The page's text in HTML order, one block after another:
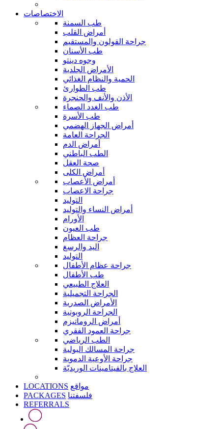
الاختصاصات
طب السمنة
أمراض القلب
جراحة القولون والمستقيم
طب الأسنان
وجوه دينتو
الأمراض الجلدية
الحمية والنظام الغذائي
طب الطوارئ
الأذن والأنف والحنجرة
طب الغدد الصماء
طب الأسرة
أمراض الجهاز الهضمي
الجراحة العامة
أمراض الدم
الطب الباطني
صحة العقل
أمراض الكلى
أمراض الأعصاب
جراحة الاعصاب
التوليد
أمراض النساء والتوليد
الأورام
طب العيون
جراحة العظام
اليد والرسغ
التوليد
جراحة عظام الأطفال
طب الأطفال
العلاج الطبيعي
الجراحة التجميلية
الأمراض الصدرية
الجراحة الروبوتية
أمراض الروماتيزم
جراحة العمود الفقري
الطب الرياضي
جراحة المسالك البولية
جراحة الأوعية الدموية
العلاج بالفيتامينات الوريديّة
LOCATIONS مواقع
PACKAGES فلسفتنا
REFERRALS